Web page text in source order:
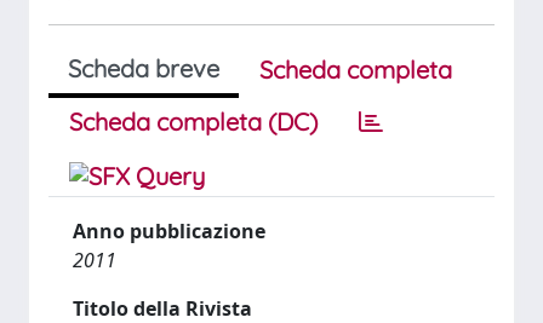
Scheda breve
Scheda completa
Scheda completa (DC)
Anno pubblicazione
2011
Titolo della Rivista